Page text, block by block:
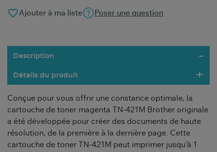
favorite_borderAjouter à ma liste Poser une question
Description
Détails du produit
Conçue pour vous offrir une constance optimale, la
cartouche de toner magenta TN-421M Brother originale
a été développée pour créer des documents de haute
résolution, de la première à la dernière page. Cette
cartouche de toner TN-421M peut imprimer jusqu'à 1